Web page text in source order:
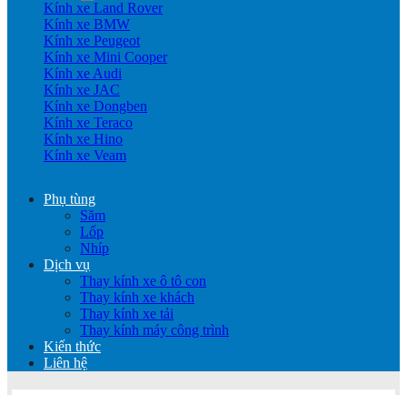
Kính xe Land Rover
Kính xe BMW
Kính xe Peugeot
Kính xe Mini Cooper
Kính xe Audi
Kính xe JAC
Kính xe Dongben
Kính xe Teraco
Kính xe Hino
Kính xe Veam
Phụ tùng
Săm
Lốp
Nhíp
Dịch vụ
Thay kính xe ô tô con
Thay kính xe khách
Thay kính xe tải
Thay kính máy công trình
Kiến thức
Liên hệ